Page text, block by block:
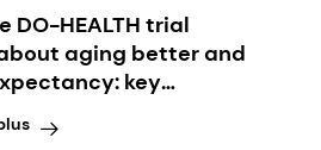
DO-HEALTH trial
aging better and
key
inside